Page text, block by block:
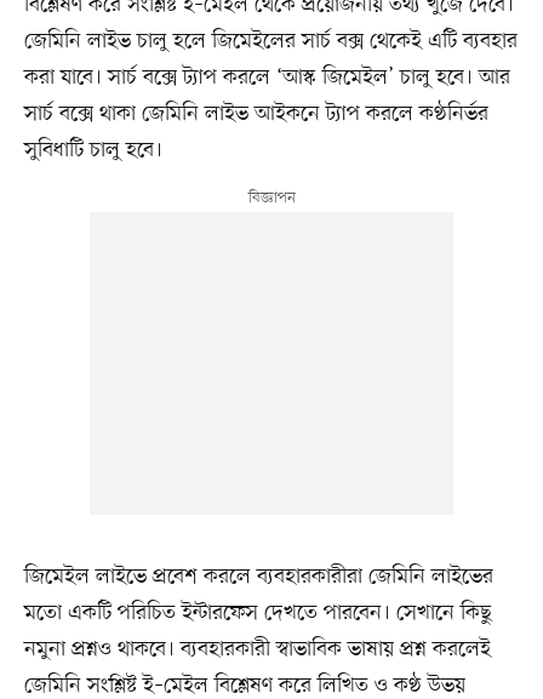
জেমিনি লাইভ চালু হলে জিমেইলের সার্চ বক্স থেকেই এটি ব্যবহার
করা যাবে। সার্চ বক্সে ট্যাপ করলে ‘আস্ক জিমেইল’ চালু হবে। আর
সার্চ বক্সে থাকা জেমিনি লাইভ আইকনে ট্যাপ করলে কণ্ঠনির্ভর
সুবিধাটি চালু হবে।
জিমেইল লাইভে প্রবেশ করলে ব্যবহারকারীরা জেমিনি লাইভের
মতো একটি পরিচিত ইন্টারফেস দেখতে পারবেন। সেখানে কিছু
নমুনা প্রশ্নও থাকবে। ব্যবহারকারী স্বাভাবিক ভাষায় প্রশ্ন করলেই
জেমিনি সংশ্লিষ্ট ই–মেইল বিশ্লেষণ করে লিখিত ও কণ্ঠ উভয়